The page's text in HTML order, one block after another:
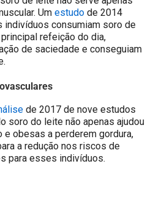
Um estudo de 2014
indivíduos consumiam soro de
refeição do dia,
de saciedade e conseguiam
de 2017 de nove estudos
soro do leite não apenas ajudou
obesas a perderem gordura,
a redução nos riscos de
para esses indivíduos.